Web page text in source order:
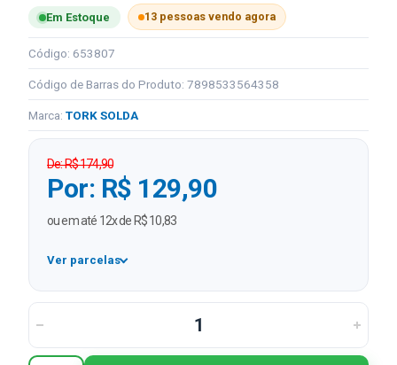
Em Estoque 13 pessoas vendo agora
Código: 653807
Código de Barras do Produto: 7898533564358
Marca: TORK SOLDA
De: R$ 174,90
Por: R$ 129,90
ou em até 12x de R$ 10,83
Ver parcelas
1x R$ 129,90
3x R$ 43,30 sem juros